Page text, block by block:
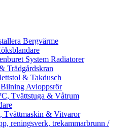
Bergvärme
System Radiatorer
Trädgårdskran
& Takdusch
Avloppsrör
Tvättstuga & Våtrum
Tvättmaskin & Vitvaror
reningsverk, trekammarbrunn /